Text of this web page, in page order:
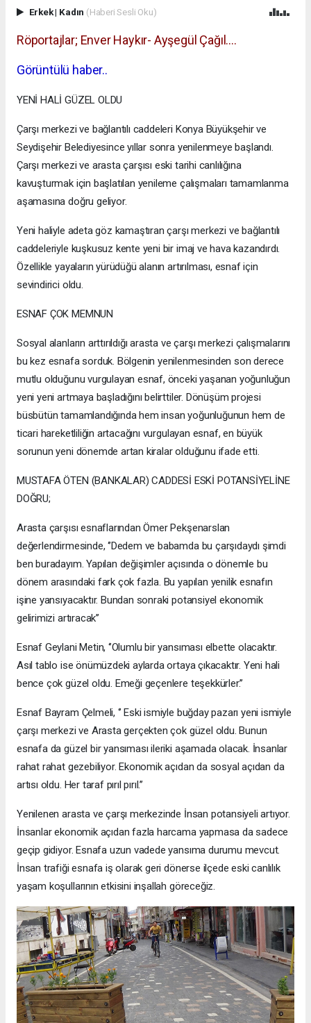
Erkek| Kadın (Haberi Sesli Oku)
Röportajlar; Enver Haykır- Ayşegül Çağıl....
Görüntülü haber..
YENİ HALİ GÜZEL OLDU
Çarşı merkezi ve bağlantılı caddeleri Konya Büyükşehir ve
Seydişehir Belediyesince yıllar sonra yenilenmeye başlandı.
Çarşı merkezi ve arasta çarşısı eski tarihi canlılığına
kavuşturmak için başlatılan yenileme çalışmaları tamamlanma
aşamasına doğru geliyor.
Yeni haliyle adeta göz kamaştıran çarşı merkezi ve bağlantılı
caddeleriyle kuşkusuz kente yeni bir imaj ve hava kazandırdı.
Özellikle yayaların yürüdüğü alanın artırılması, esnaf için
sevindirici oldu.
ESNAF ÇOK MEMNUN
Sosyal alanların arttırıldığı arasta ve çarşı merkezi çalışmalarını
bu kez esnafa sorduk. Bölgenin yenilenmesinden son derece
mutlu olduğunu vurgulayan esnaf, önceki yaşanan yoğunluğun
yeni yeni artmaya başladığını belirttiler. Dönüşüm projesi
büsbütün tamamlandığında hem insan yoğunluğunun hem de
ticari hareketliliğin artacağını vurgulayan esnaf, en büyük
sorunun yeni dönemde artan kiralar olduğunu ifade etti.
MUSTAFA ÖTEN (BANKALAR) CADDESİ ESKİ POTANSİYELİNE
DOĞRU;
Arasta çarşısı esnaflarından Ömer Pekşenarslan
değerlendirmesinde, ‘’Dedem ve babamda bu çarşıdaydı şimdi
ben buradayım. Yapılan değişimler açısında o dönemle bu
dönem arasındaki fark çok fazla. Bu yapılan yenilik esnafın
işine yansıyacaktır. Bundan sonraki potansiyel ekonomik
gelirimizi artıracak’’
Esnaf Geylani Metin, ‘’Olumlu bir yansıması elbette olacaktır.
Asıl tablo ise önümüzdeki aylarda ortaya çıkacaktır. Yeni hali
bence çok güzel oldu. Emeği geçenlere teşekkürler.’’
Esnaf Bayram Çelmeli, ‘’ Eski ismiyle buğday pazarı yeni ismiyle
çarşı merkezi ve Arasta gerçekten çok güzel oldu. Bunun
esnafa da güzel bir yansıması ileriki aşamada olacak. İnsanlar
rahat rahat gezebiliyor. Ekonomik açıdan da sosyal açıdan da
artısı oldu. Her taraf pırıl pırıl.’’
Yenilenen arasta ve çarşı merkezinde İnsan potansiyeli artıyor.
İnsanlar ekonomik açıdan fazla harcama yapmasa da sadece
geçip gidiyor. Esnafa uzun vadede yansıma durumu mevcut.
İnsan trafiği esnafa iş olarak geri dönerse ilçede eski canlılık
yaşam koşullarının etkisini inşallah göreceğiz.